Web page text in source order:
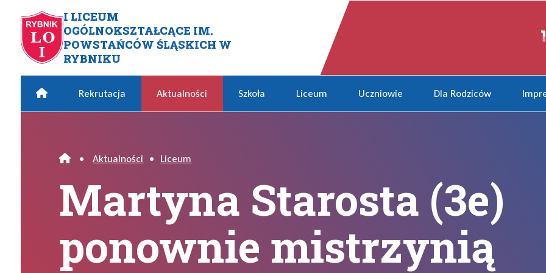
Przejdź do menu głównego
Przejdź do menu dodatkowego
Przejdź do treści
Mapa serwisu
I LICEUM
OGÓLNOKSZTAŁCĄCE IM.
POWSTAŃCÓW ŚLĄSKICH W
RYBNIKU
Martyna Starosta (3e) ponownie mistrzynią Polski w
Home Rekrutacja Aktualności Szkoła Liceum Uczniowie Dla Rodziców
Home
• Aktualności • Liceum
Martyna Starosta (3e)
ponownie mistrzynią